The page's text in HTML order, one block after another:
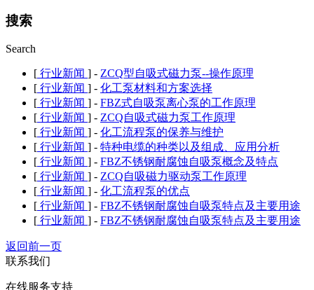
搜索
Search
[ 行业新闻 ] - ZCQ型自吸式磁力泵--操作原理
[ 行业新闻 ] - 化工泵材料和方案选择
[ 行业新闻 ] - FBZ式自吸泵离心泵的工作原理
[ 行业新闻 ] - ZCQ自吸式磁力泵工作原理
[ 行业新闻 ] - 化工流程泵的保养与维护
[ 行业新闻 ] - 特种电缆的种类以及组成、应用分析
[ 行业新闻 ] - FBZ不锈钢耐腐蚀自吸泵概念及特点
[ 行业新闻 ] - ZCQ自吸磁力驱动泵工作原理
[ 行业新闻 ] - 化工流程泵的优点
[ 行业新闻 ] - FBZ不锈钢耐腐蚀自吸泵特点及主要用途
[ 行业新闻 ] - FBZ不锈钢耐腐蚀自吸泵特点及主要用途
返回前一页
联系我们
在线服务支持